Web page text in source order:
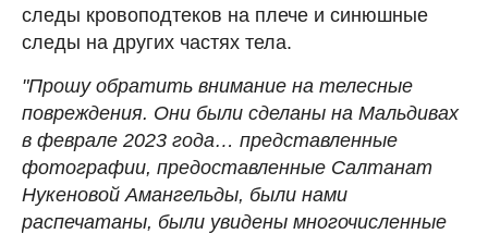
следы кровоподтеков на плече и синюшные
следы на других частях тела.
"Прошу обратить внимание на телесные
повреждения. Они были сделаны на Мальдивах
в феврале 2023 года… представленные
фотографии, предоставленные Салтанат
Нукеновой Амангельды, были нами
распечатаны, были увидены многочисленные